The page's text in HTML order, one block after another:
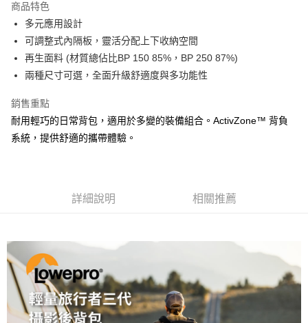
合作金庫商業銀行
華南商業銀行
上海商業儲蓄銀行
台北富邦商業銀行
國泰世華商業銀行
兆豐國際商業銀行
臺灣中小企業銀行
台中商業銀行
聯邦商業銀行
元大商業銀行
永豐商業銀行
台新國際商業銀行
6 期 0 利率 每期
華南商業銀行
彰化商業銀行
上海商業儲蓄銀行
台北富邦商業銀行
國泰世華商業銀行
兆豐國際商業銀行
匯豐（台灣）商業銀行
聯邦商業銀行
遠東國際商業銀行
元大商業銀行
12 期 0 利率 每期
合作金庫商業銀行
第一商業銀行
上海商業儲蓄銀行
台北富邦商業銀行
國泰世華商業銀行
臺灣中小企業銀行
匯豐（台灣）商業銀行
華泰商業銀行
聯邦商業銀行
台灣樂天信用卡公司
LINE Pay
Apple Pay
街口支付
悠遊付
相關說明
【關於「AFTEE先享後付」】
AFTEE先享後付是「在收到商品之後才付款」的支付方式。 讓您購物簡單
便利好安心！
１．簡單：不需註冊會員、不需綁卡、不需儲值。
２．便利：只要手機號碼，簡訊認證，即可結帳。
ATM付款
運送方式
商品特色
多元應用設計
可調整式內隔板，靈活分配上下收納空間
再生面料 (材質總佔比BP 150 85%，BP 250 87%)
兩種尺寸可選，全面升級舒適度與多功能性
銷售重點
耐用輕巧的日常背包，適用於多變的裝備組合。ActivZone™ 背負
系統，提供舒適的攜帶體驗。
詳細說明 相關推薦